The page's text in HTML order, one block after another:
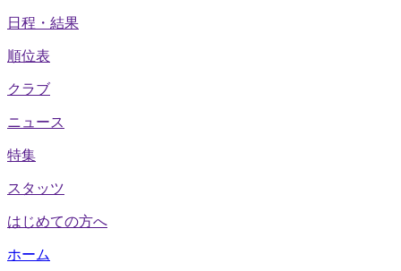
日程・結果
順位表
クラブ
ニュース
特集
スタッツ
はじめての方へ
ホーム